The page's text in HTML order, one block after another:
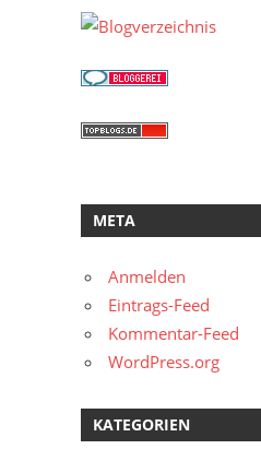
META
Anmelden
Eintrags-Feed
Kommentar-Feed
WordPress.org
KATEGORIEN